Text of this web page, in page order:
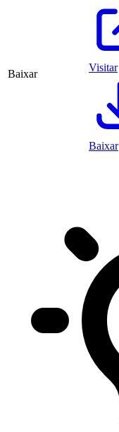
Baixar
Visitar
Baixar